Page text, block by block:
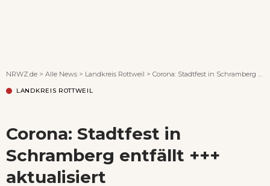
NRWZ.de > Alle News > Landkreis Rottweil > Corona: Stadtfest in Schramberg entfällt +++ aktualisiert
LANDKREIS ROTTWEIL
Corona: Stadtfest in
Schramberg entfällt +++
aktualisiert